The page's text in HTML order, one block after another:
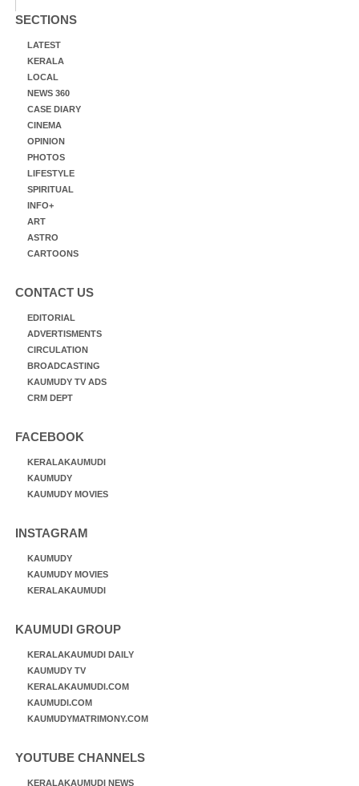
SECTIONS
LATEST
KERALA
LOCAL
NEWS 360
CASE DIARY
CINEMA
OPINION
PHOTOS
LIFESTYLE
SPIRITUAL
INFO+
ART
ASTRO
CARTOONS
CONTACT US
EDITORIAL
ADVERTISMENTS
CIRCULATION
BROADCASTING
KAUMUDY TV ADS
CRM DEPT
FACEBOOK
KERALAKAUMUDI
KAUMUDY
KAUMUDY MOVIES
INSTAGRAM
KAUMUDY
KAUMUDY MOVIES
KERALAKAUMUDI
KAUMUDI GROUP
KERALAKAUMUDI DAILY
KAUMUDY TV
KERALAKAUMUDI.COM
KAUMUDI.COM
KAUMUDYMATRIMONY.COM
YOUTUBE CHANNELS
KERALAKAUMUDI NEWS